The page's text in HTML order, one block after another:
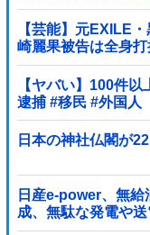
【芸能】元EXILE
崎麗果被告は全身
【ヤバい】100件
逮捕 #移民 #外国人
日本の神社仏閣が
日産e-power、無
成、無駄な発電や